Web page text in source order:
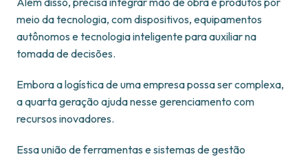
meio da tecnologia, com dispositivos, equipamentos
autônomos e tecnologia inteligente para auxiliar na
tomada de decisões.
Embora a logística de uma empresa possa ser complexa,
a quarta geração ajuda nesse gerenciamento com
recursos inovadores.
Essa união de ferramentas e sistemas de gestão